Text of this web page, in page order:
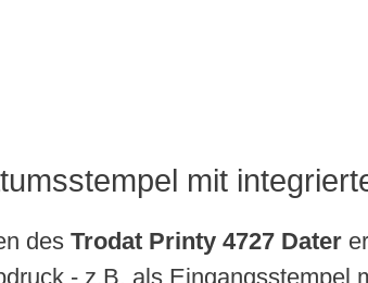
mit
des Trodat Printy 4727 Dater
- z.B. als Eingangsstempel